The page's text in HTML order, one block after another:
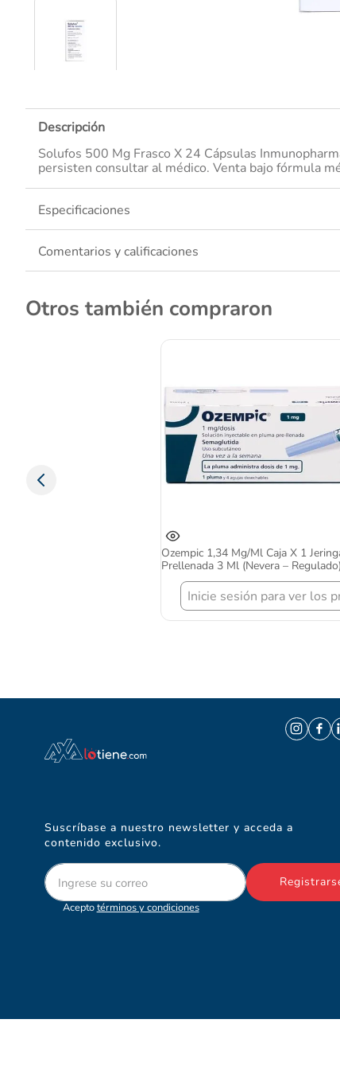
Descripción
Solufos 500 Mg Frasco X 24 Cápsulas
persisten consultar al médico. Venta bajo fórmula
Especificaciones
Comentarios y calificaciones
Otros también compraron
Ozempic 1,34 Mg/ml Caja X 1
Prellenada 3 Ml (Nevera – Regulado)
Inicie sesión para ver los
Suscríbase a nuestro newsletter y acceda a
contenido exclusivo.
Aceptotérminos y condiciones